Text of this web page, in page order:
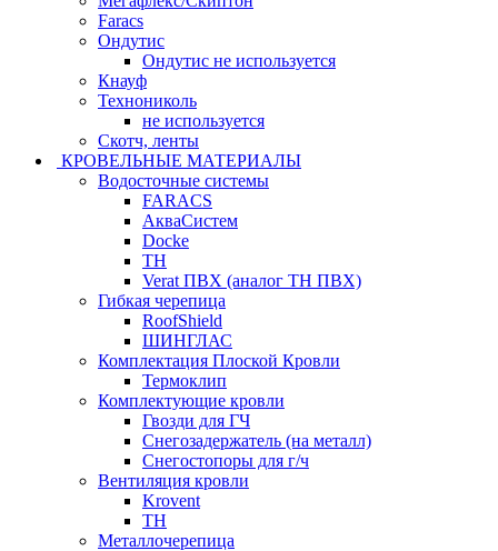
Faracs
Ондутис
Ондутис не используется
Кнауф
Технониколь
не используется
Скотч, ленты
КРОВЕЛЬНЫЕ МАТЕРИАЛЫ
Водосточные системы
FARACS
АкваСистем
Docke
ТН
Verat ПВХ (аналог ТН ПВХ)
Гибкая черепица
RoofShield
ШИНГЛАС
Комплектация Плоской Кровли
Термоклип
Комплектующие кровли
Гвозди для ГЧ
Снегозадержатель (на металл)
Снегостопоры для г/ч
Вентиляция кровли
Krovent
ТН
Металлочерепица